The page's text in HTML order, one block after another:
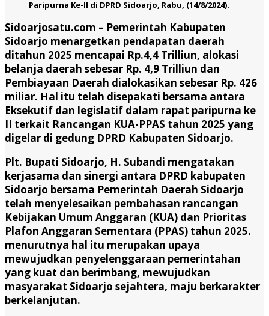
Paripurna Ke-II di DPRD Sidoarjo, Rabu, (14/8/2024).
Sidoarjosatu.com – Pemerintah Kabupaten
Sidoarjo menargetkan pendapatan daerah
ditahun 2025 mencapai Rp.4,4 Trilliun, alokasi
belanja daerah sebesar Rp. 4,9 Trilliun dan
Pembiayaan Daerah dialokasikan sebesar Rp. 426
miliar. Hal itu telah disepakati bersama antara
Eksekutif dan legislatif dalam rapat paripurna ke
II terkait Rancangan KUA-PPAS tahun 2025 yang
digelar di gedung DPRD Kabupaten Sidoarjo.
Plt. Bupati Sidoarjo, H. Subandi mengatakan
kerjasama dan sinergi antara DPRD kabupaten
Sidoarjo bersama Pemerintah Daerah Sidoarjo
telah menyelesaikan pembahasan rancangan
Kebijakan Umum Anggaran (KUA) dan Prioritas
Plafon Anggaran Sementara (PPAS) tahun 2025.
menurutnya hal itu merupakan upaya
mewujudkan penyelenggaraan pemerintahan
yang kuat dan berimbang, mewujudkan
masyarakat Sidoarjo sejahtera, maju berkarakter
berkelanjutan.